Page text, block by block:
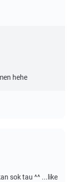
hehe
sok tau ^^ ...like